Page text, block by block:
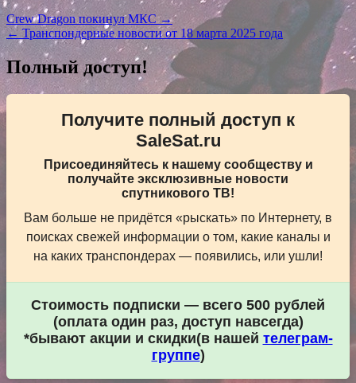
Навигация
по
записям
Crew Dragon покинул МКС →
← Транспондерные новости от 18 марта 2025 года
Полный доступ!
Получите полный доступ к
SaleSat.ru
Присоединяйтесь к нашему сообществу и
получайте эксклюзивные новости
спутникового ТВ!
Вам больше не придётся «рыскать» по Интернету, в
поисках свежей информации о том, какие каналы и
на каких транспондерах — появились, или ушли!
Стоимость подписки — всего 500 рублей
(оплата один раз, доступ навсегда)
*бывают акции и скидки(в нашей телеграм-
группе)